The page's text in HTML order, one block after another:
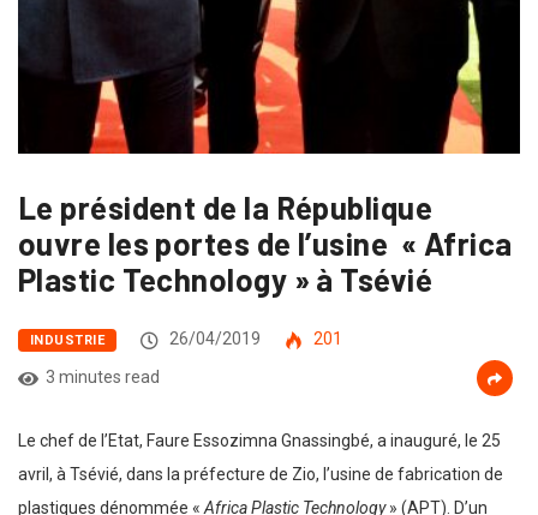
Le président de la République
ouvre les portes de l’usine « Africa
Plastic Technology » à Tsévié
INDUSTRIE 26/04/2019
201
3 minutes read
Le chef de l’Etat, Faure Essozimna Gnassingbé, a inauguré, le 25
avril, à Tsévié, dans la préfecture de Zio, l’usine de fabrication de
plastiques dénommée «Africa Plastic Technology» (APT). D’un